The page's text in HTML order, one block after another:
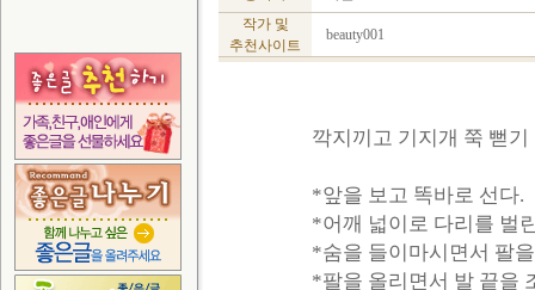
작가 및
추천사이트
beauty001
깍지끼고 기지개 쭉 뻗기
*앞을 보고 똑바로 선다.
*어깨 넓이로 다리를 벌
*숨을 들이마시면서 팔
*팔을 올리면서 발 끝을